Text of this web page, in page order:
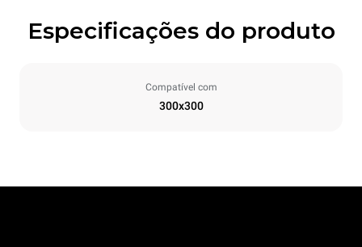
Especificações do produto
Compatível com
300x300